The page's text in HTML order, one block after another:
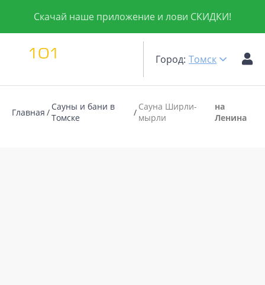
Скачай наше приложение и лови СКИДКИ!
Город: Томск
Главная
Сауны и бани в
Томске
Сауна Ширли-
мырли
на
Ленина